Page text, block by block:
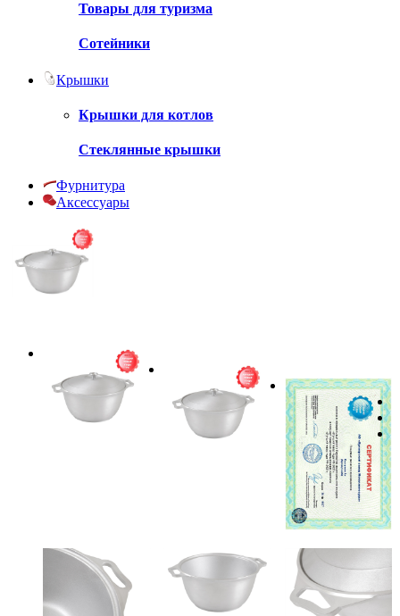
Товары для туризма
Сотейники
Крышки
Крышки для котлов
Стеклянные крышки
Фурнитура
Аксессуары